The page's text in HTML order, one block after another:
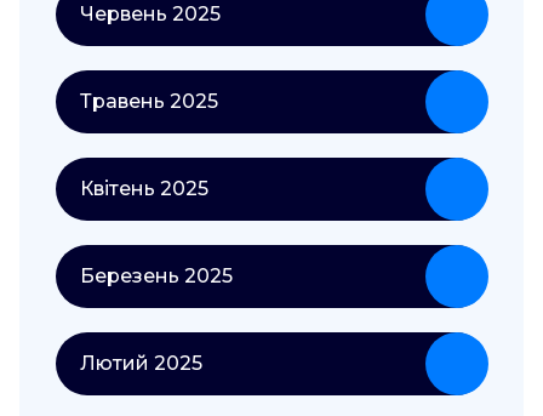
Червень 2025
Травень 2025
Квітень 2025
Березень 2025
Лютий 2025